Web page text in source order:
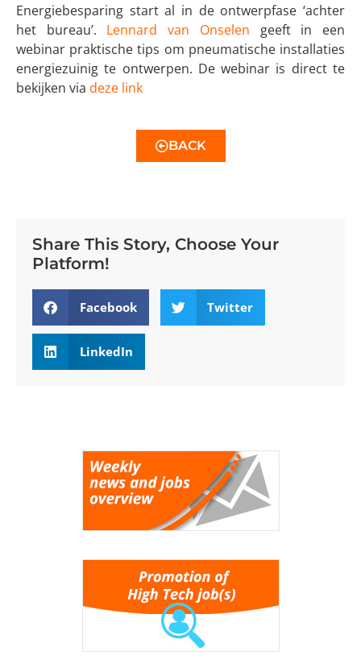
Energiebesparing start al in de ontwerpfase ‘achter
het bureau’. Lennard van Onselen geeft in een
webinar praktische tips om pneumatische installaties
energiezuinig te ontwerpen. De webinar is direct te
bekijken via deze link
BACK
Share This Story, Choose Your
Platform!
Facebook Twitter
LinkedIn